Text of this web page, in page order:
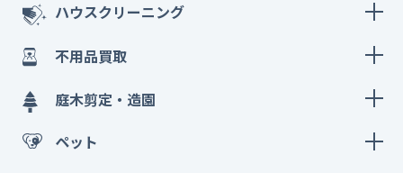
ハウスクリーニング
不用品買取
庭木剪定・造園
ペット